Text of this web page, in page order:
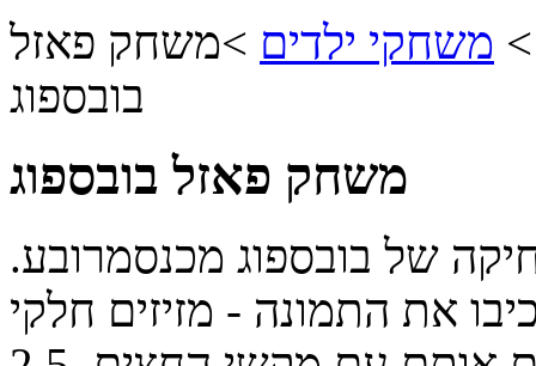
משחקי ילדים >משחק פאזל
בובספוג
משחק פאזל בובספוג
של בובספוג מכנסמרובע.
את התמונה - מזיזים חלקי